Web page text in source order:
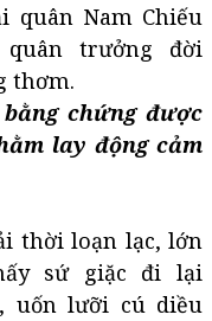
quân Nam Chiếu
trưởng đời
thơm.
chứng được
lay động cảm
thời loạn lạc, lớn
sứ giặc đi lại
uốn lưỡi cú diều